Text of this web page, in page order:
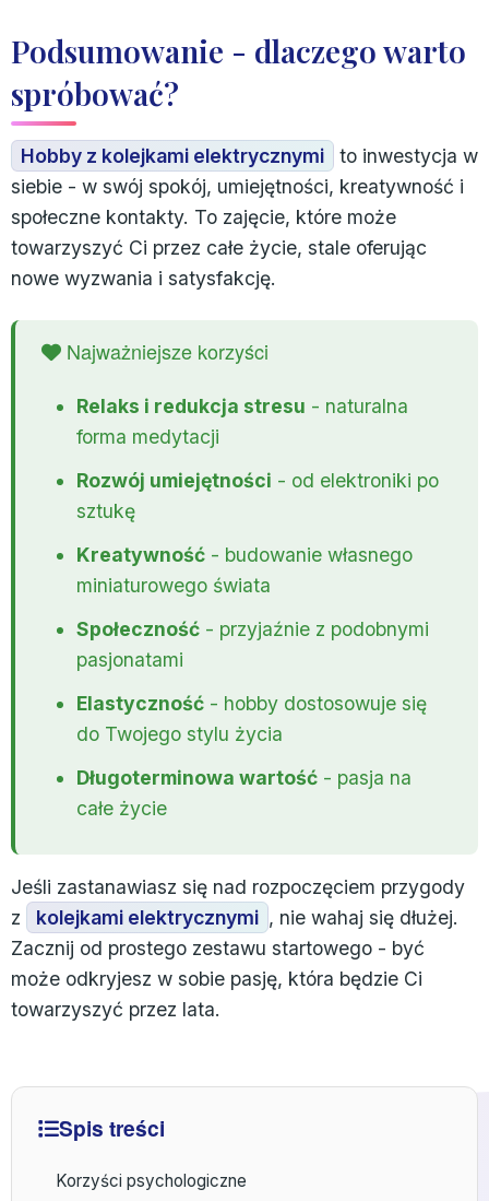
Podsumowanie - dlaczego warto
spróbować?
Hobby z kolejkami elektrycznymi
to inwestycja w
siebie - w swój spokój, umiejętności, kreatywność i
społeczne kontakty. To zajęcie, które może
towarzyszyć Ci przez całe życie, stale oferując
nowe wyzwania i satysfakcję.
Najważniejsze korzyści
Relaks i redukcja stresu - naturalna
forma medytacji
Rozwój umiejętności - od elektroniki po
sztukę
Kreatywność - budowanie własnego
miniaturowego świata
Społeczność - przyjaźnie z podobnymi
pasjonatami
Elastyczność - hobby dostosowuje się
do Twojego stylu życia
Długoterminowa wartość - pasja na
całe życie
Jeśli zastanawiasz się nad rozpoczęciem przygody
z
kolejkami elektrycznymi , nie wahaj się dłużej.
Zacznij od prostego zestawu startowego - być
może odkryjesz w sobie pasję, która będzie Ci
towarzyszyć przez lata.
Spis treści
Korzyści psychologiczne